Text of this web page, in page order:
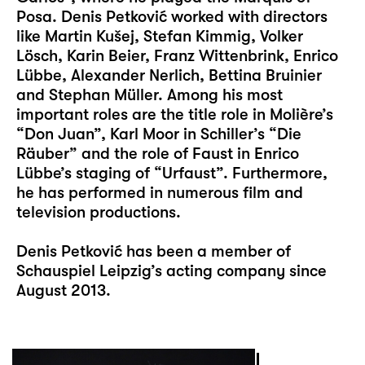
Posa. Denis Petković worked with directors
like Martin Kušej, Stefan Kimmig, Volker
Lösch, Karin Beier, Franz Wittenbrink, Enrico
Lübbe, Alexander Nerlich, Bettina Bruinier
and Stephan Müller. Among his most
important roles are the title role in Molière’s
“Don Juan”, Karl Moor in Schiller’s “Die
Räuber” and the role of Faust in Enrico
Lübbe’s staging of “Urfaust”. Furthermore,
he has performed in numerous film and
television productions.
Denis Petković has been a member of
Schauspiel Leipzig’s acting company since
August 2013.